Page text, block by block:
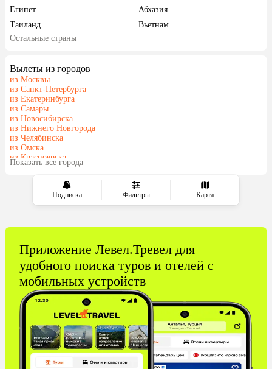
Подписка Фильтры Карта
Египет
Абхазия
Таиланд
Вьетнам
ОАЭ
Гонконг
Остальные страны
Вылеты из городов
из Москвы
из Санкт-Петербурга
из Екатеринбурга
из Самары
из Новосибирска
из Нижнего Новгорода
из Челябинска
из Омска
из Красноярска
из Волгограда
Показать все города
Приложение Левел.Тревел для
удобного поиска туров и отелей с
мобильных устройств